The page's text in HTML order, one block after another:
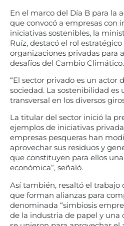
En el marco del Día B para la
que convocó a empresas con
iniciativas sostenibles, la
Ruíz, destacó el rol
organizaciones privadas para
desafíos del Cambio Climático.
“El sector privado es un actor
sociedad. La sostenibilidad es
transversal en los diversos
La titular del sector inició la
ejemplos de iniciativas
empresas pesqueras han
aprovechar sus residuos y
que constituyen para ellos
económica”, señaló.
Así también, resaltó el trabajo
que forman alianzas para
denominada “simbiosis
de la industria de papel y una